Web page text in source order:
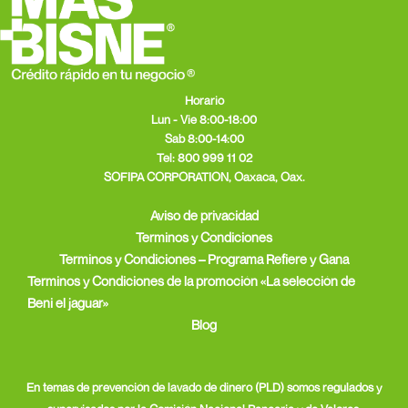
Horario
Lun - Vie 8:00-18:00
Sab 8:00-14:00
Tel:800 999 11 02
SOFIPA CORPORATION, Oaxaca, Oax.
Aviso de privacidad
Terminos y Condiciones
Terminos y Condiciones – Programa Refiere y Gana
Terminos y Condiciones de la promoción «La selección de
Beni el jaguar»
Blog
En temas de prevención de lavado de dinero (PLD) somos regulados y